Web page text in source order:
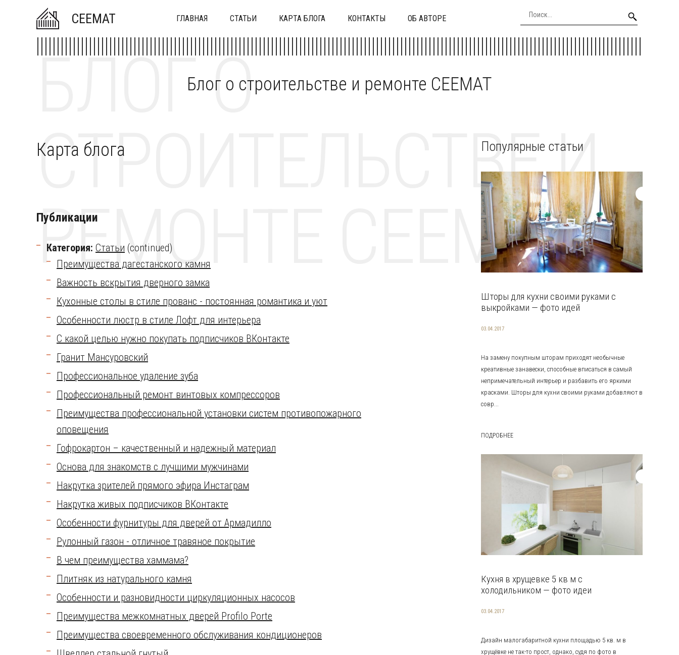
CEEMAT ГЛАВНАЯ СТАТЬИ КАРТА БЛОГА КОНТАКТЫ ОБ АВТОРЕ
Блог о строительстве и ремонте CEEMAT
БЛОГ О
СТРОИТЕЛЬСТВЕ И
РЕМОНТЕ CEEMAT
Карта блога
Публикации
Категория: Статьи (continued)
Преимущества дагестанского камня
Важность вскрытия дверного замка
Кухонные столы в стиле прованс - постоянная романтика и уют
Особенности люстр в стиле Лофт для интерьера
С какой целью нужно покупать подписчиков ВКонтакте
Гранит Мансуровский
Профессиональное удаление зуба
Профессиональный ремонт винтовых компрессоров
Преимущества профессиональной установки систем противопожарного
оповещения
Гофрокартон – качественный и надежный материал
Основа для знакомств с лучшими мужчинами
Накрутка зрителей прямого эфира Инстаграм
Накрутка живых подписчиков ВКонтакте
Особенности фурнитуры для дверей от Армадилло
Рулонный газон - отличное травяное покрытие
В чем преимущества хаммама?
Плитняк из натурального камня
Особенности и разновидности циркуляционных насосов
Преимущества межкомнатных дверей Profilo Porte
Преимущества своевременного обслуживания кондиционеров
Популярные статьи
Шторы для кухни своими руками с
выкройками — фото идей
03.04.2017
На замену покупным шторам приходят необычные
креативные занавески, способные вписаться в самый
непримечательный интерьер и разбавить его яркими
красками. Шторы для кухни своими руками добавляют в
совр...
ПОДРОБНЕЕ
Кухня в хрущевке 5 кв м с
холодильником — фото идеи
03.04.2017
Дизайн малогабаритной кухни площадью 5 кв. м в
хрущёвке не так-то прост, однако, судя по фото в